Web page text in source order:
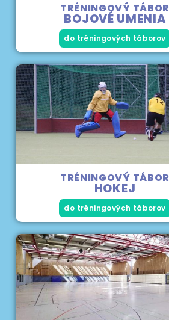
TRÉNINGOVÝ TÁBOR
BOJOVÉ UMENIA
do tréningových táborov
TRÉNINGOVÝ TÁBOR
HOKEJ
do tréningových táborov